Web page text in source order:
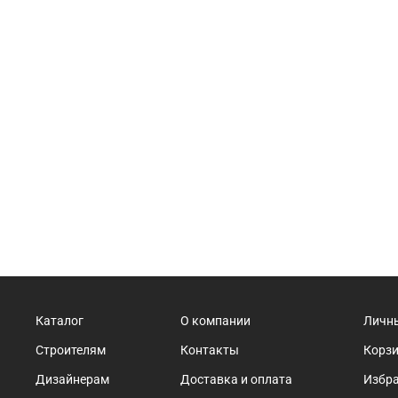
Каталог
Строителям
Дизайнерам
О компании
Контакты
Доставка и оплата